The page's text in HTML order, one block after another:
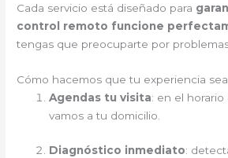
Cada servicio está diseñado para
control remoto funcione
tengas que preocuparte por
Cómo hacemos que tu experiencia
Agendas tu visita: en el
vamos a tu domicilio.
Diagnóstico inmediato: